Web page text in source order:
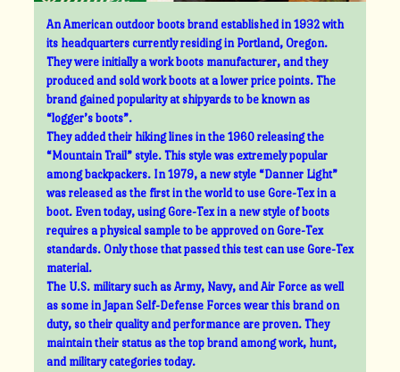
An American outdoor boots brand established in 1932 with
its headquarters currently residing in Portland, Oregon.
They were initially a work boots manufacturer, and they
produced and sold work boots at a lower price points. The
brand gained popularity at shipyards to be known as
“logger’s boots”.
They added their hiking lines in the 1960 releasing the
“Mountain Trail” style. This style was extremely popular
among backpackers. In 1979, a new style “Danner Light”
was released as the first in the world to use Gore-Tex in a
boot. Even today, using Gore-Tex in a new style of boots
requires a physical sample to be approved on Gore-Tex
standards. Only those that passed this test can use Gore-Tex
material.
The U.S. military such as Army, Navy, and Air Force as well
as some in Japan Self-Defense Forces wear this brand on
duty, so their quality and performance are proven. They
maintain their status as the top brand among work, hunt,
and military categories today.